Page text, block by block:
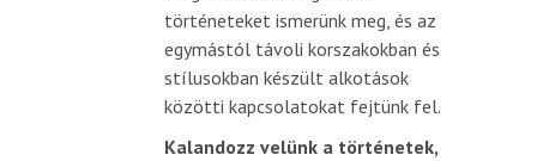
történeteket ismerünk meg, és az
egymástól távoli korszakokban és
stílusokban készült alkotások
közötti kapcsolatokat fejtünk fel.
Kalandozz velünk a történetek,